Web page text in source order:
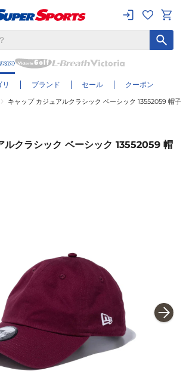
ブランド セール クーポン
キャップ カジュアルクラシック ベーシック 13552059 帽子
ルクラシック ベーシック 13552059 帽